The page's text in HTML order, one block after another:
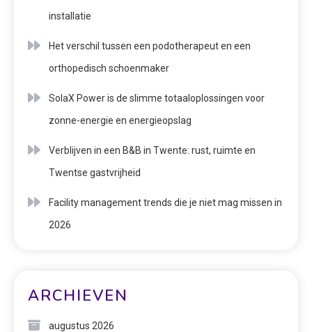
installatie
Het verschil tussen een podotherapeut en een
orthopedisch schoenmaker
SolaX Power is de slimme totaaloplossingen voor
zonne-energie en energieopslag
Verblijven in een B&B in Twente: rust, ruimte en
Twentse gastvrijheid
Facility management trends die je niet mag missen in
2026
ARCHIEVEN
augustus 2026